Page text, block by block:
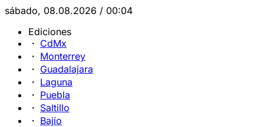
sábado, 08.08.2026 / 00:04
Ediciones
CdMx
Monterrey
Guadalajara
Laguna
Puebla
Saltillo
Bajío